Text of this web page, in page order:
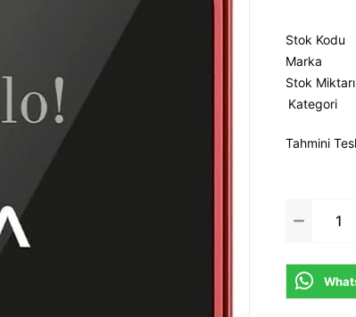
Stok Kodu
Marka
Stok Miktarı
Kategori
Tahmini